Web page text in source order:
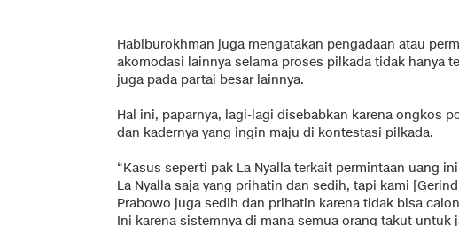
Habiburokhman juga mengatakan pengadaan atau
akomodasi lainnya selama proses pilkada tidak hanya
juga pada partai besar lainnya.
Hal ini, paparnya, lagi-lagi disebabkan karena ongkos
dan kadernya yang ingin maju di kontestasi pilkada.
“Kasus seperti pak La Nyalla terkait permintaan uang
La Nyalla saja yang prihatin dan sedih, tapi kami
Prabowo juga sedih dan prihatin karena tidak bisa
Ini karena sistemnya di mana semua orang takut untuk